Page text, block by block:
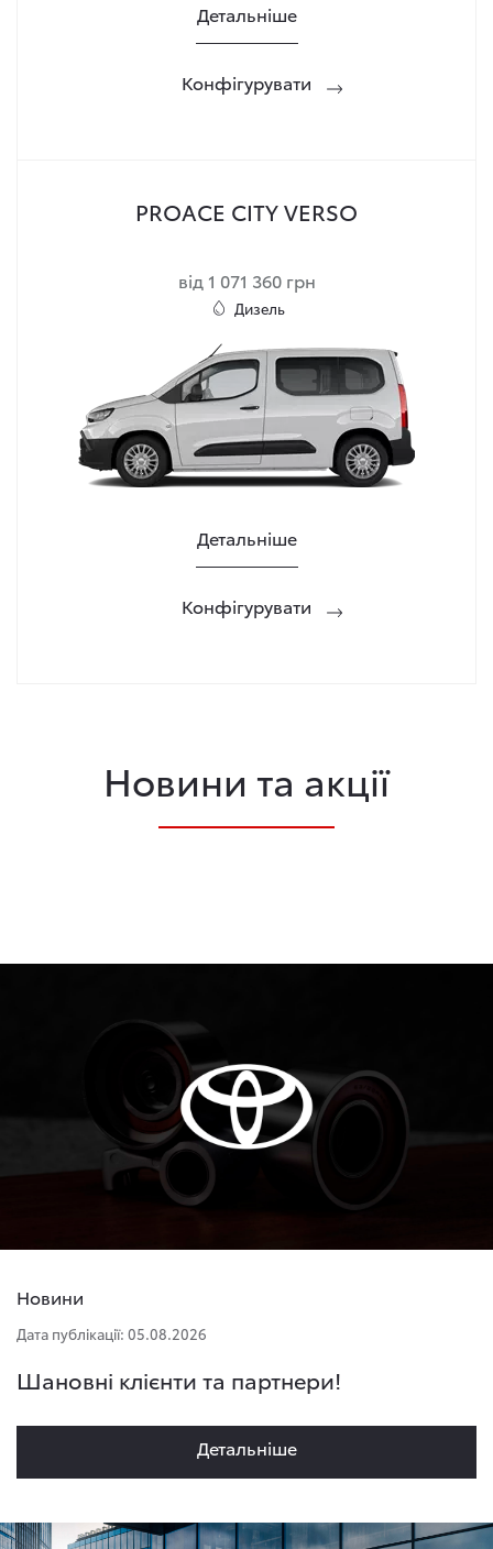
Детальніше
Конфігурувати
PROACE CITY VERSO
від 1 071 360 грн
Дизель
Детальніше
Конфігурувати
Новини та акції
Новини
Дата публікації: 05.08.2026
Шановні клієнти та партнери!
Детальнiше